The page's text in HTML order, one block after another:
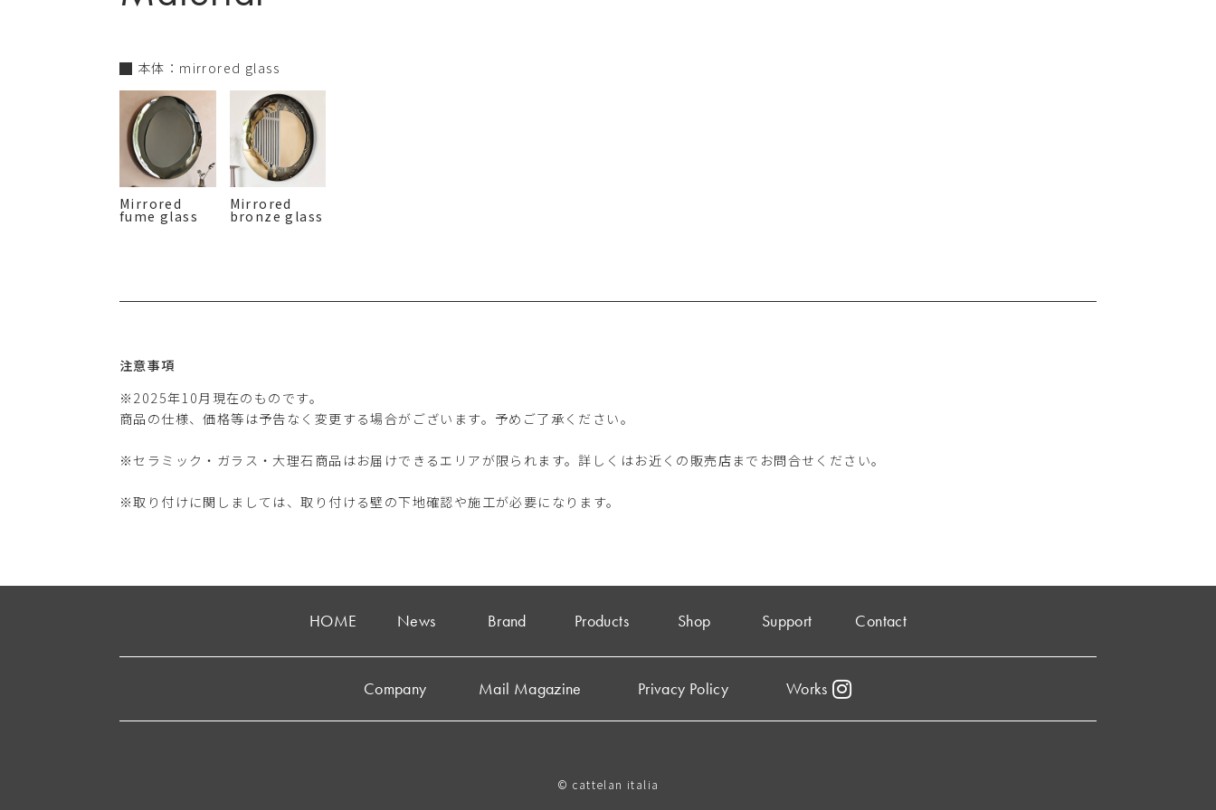
本体：mirrored glass
Mirrored
fume glass
Mirrored
bronze glass
注意事項
※2025年10月現在のものです。
商品の仕様、価格等は予告なく変更する場合がございます。予めご了承ください。
※セラミック・ガラス・大理石商品はお届けできるエリアが限られます。詳しくはお近くの販売店までお問合せください。
※取り付けに関しましては、取り付ける壁の下地確認や施工が必要になります。
HOME News Brand Products Shop Support Contact
Company Mail Magazine Privacy Policy Works
© cattelan italia